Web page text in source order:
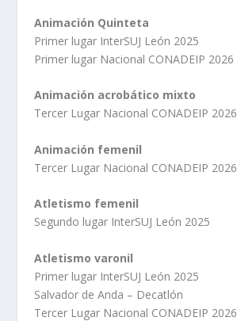
Animación Quinteta
Primer lugar InterSUJ León 2025
Primer lugar Nacional CONADEIP 2026
Animación acrobático mixto
Tercer Lugar Nacional CONADEIP 2026
Animación femenil
Tercer Lugar Nacional CONADEIP 2026
Atletismo femenil
Segundo lugar InterSUJ León 2025
Atletismo varonil
Primer lugar InterSUJ León 2025
Salvador de Anda – Decatlón
Tercer Lugar Nacional CONADEIP 2026